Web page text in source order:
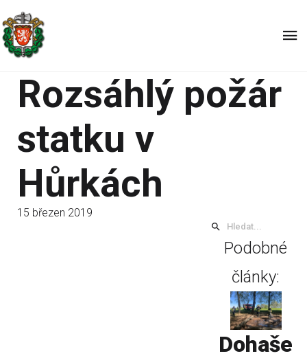
Rozsáhlý požár
statku v
Hůrkách
15 březen 2019
Podobné
články:
Dohaše